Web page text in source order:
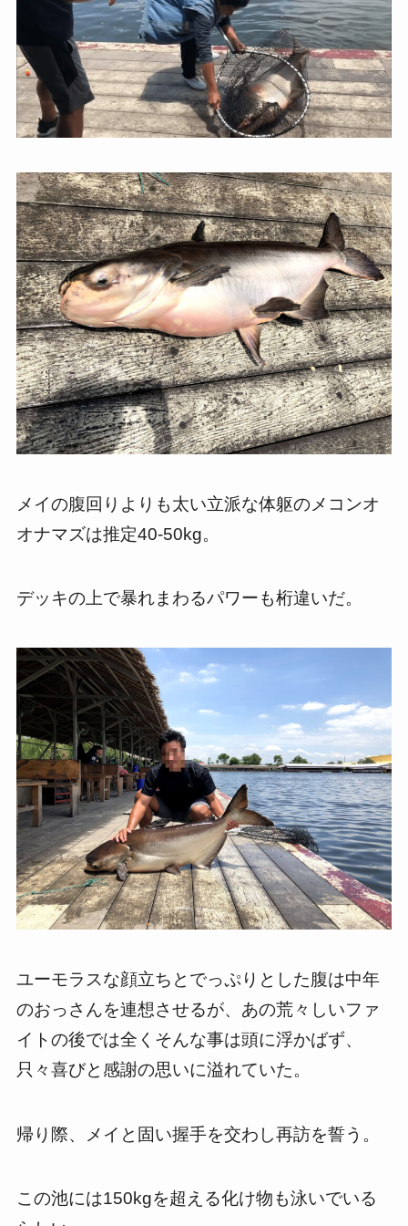
メイの腹回りよりも太い立派な体躯のメコンオ
オナマズは推定40-50kg。
デッキの上で暴れまわるパワーも桁違いだ。
ユーモラスな顔立ちとでっぷりとした腹は中年
のおっさんを連想させるが、あの荒々しいファ
イトの後では全くそんな事は頭に浮かばず、
只々喜びと感謝の思いに溢れていた。
帰り際、メイと固い握手を交わし再訪を誓う。
この池には150kgを超える化け物も泳いでいる